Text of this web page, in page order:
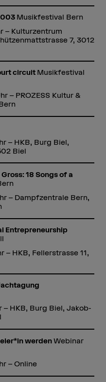
Musikfestival Bern
– Kulturzentrum
7, 3012
circuit Musikfestival
– PROZESS Kultur &
– HKB, Burg Biel,
Biel
18 Songs of a
– Dampfzentrale Bern,
Entrepreneurship
– HKB, Fellerstrasse 11,
HKB, Burg Biel, Jakob-
werdenWebinar
– Online